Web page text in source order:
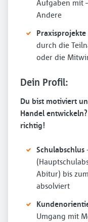
Aufgaben mit
Andere
Praxisprojekte
durch die
oder die
Dein Profil:
Du bist motiviert
Handel
richtig!
Schulabschlus
Abitur) bis
absolviert
Umgang mit